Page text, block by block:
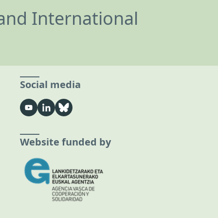
International
Social media
Website funded by